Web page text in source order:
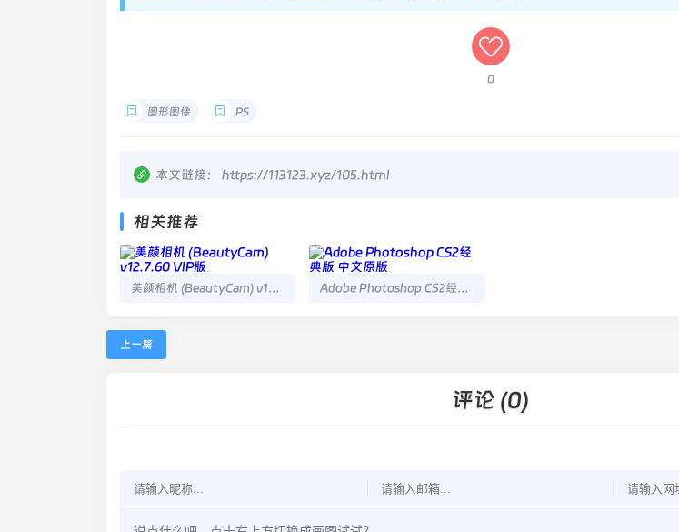
0
图形图像 PS
本文链接： https://113123.xyz/105.html
相关推荐
美颜相机 (BeautyCam) v12.7.60 VIP版 Adobe Photoshop CS2经典版 中文原版
上一篇
评论 (0)